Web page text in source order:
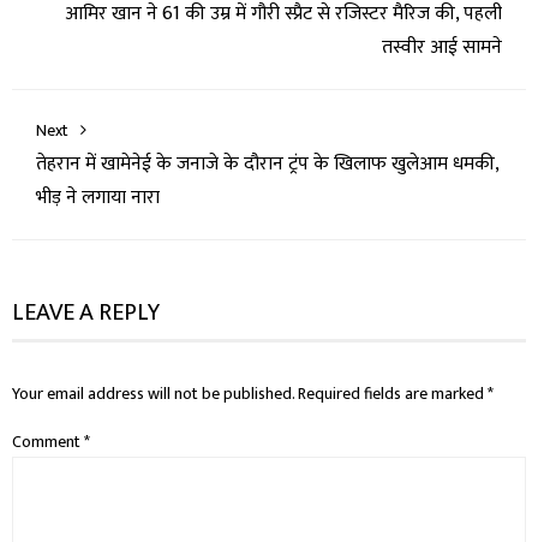
आमिर खान ने 61 की उम्र में गौरी स्प्रैट से रजिस्टर मैरिज की, पहली
तस्वीर आई सामने
Next
तेहरान में खामेनेई के जनाजे के दौरान ट्रंप के खिलाफ खुलेआम धमकी,
भीड़ ने लगाया नारा
LEAVE A REPLY
Your email address will not be published.Required fields are marked*
Comment*